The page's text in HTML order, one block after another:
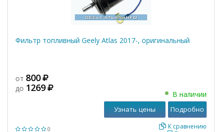
Фильтр топливный Geely Atlas 2017-, оригинальный
0
от 800
до 1269
В наличии
К сравнению
Узнать цены Подробно